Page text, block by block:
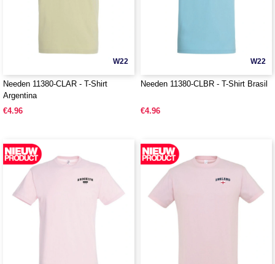
W22
Needen 11380-CLAR - T-Shirt
Argentina
€4.96
W22
Needen 11380-CLBR - T-Shirt Brasil
€4.96